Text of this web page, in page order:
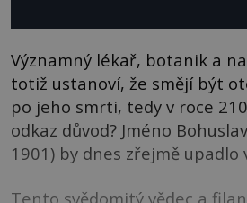
Významný lékař, botanik a
totiž ustanoví, že smějí být
po jeho smrti, tedy v roce
odkaz důvod? Jméno
1901) by dnes zřejmě upadlo
Tento svědomitý vědec a